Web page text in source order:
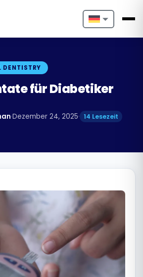
Nederlands
Français
Español
Italiano
Български
Română
DENTISTRY
für Diabetiker
·Dezember 24, 2025· 14 Lesezeit